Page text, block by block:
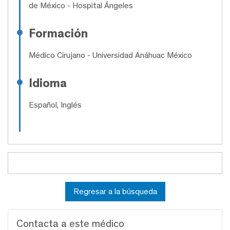
de México - Hospital Ángeles
Formación
Médico Cirujano - Universidad Anáhuac México
Idioma
Español, Inglés
Regresar a la búsqueda
Contacta a este médico